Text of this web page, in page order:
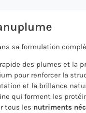
sa formulation
des plumes et la
pour renforcer la
et la brillance
qui forment les
tous les nutriments